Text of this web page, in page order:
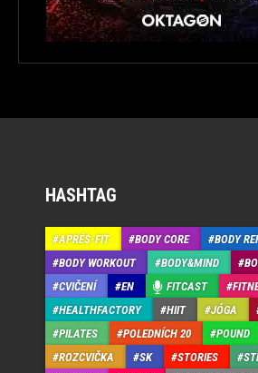
HASHTAG
APRÉS-FIT BODY CORE
BODY
BODY WORKOUT
BODY&MIND
CVIČENÍ
EN FITCAST
HEALTHFACTORY
HIIT JÓGA
PILATES
POLEDNÍCH 20 POUND
ROZCVIČKA
SK STORIES